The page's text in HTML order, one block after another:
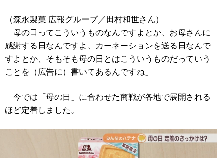
（森永製菓 広報グループ／田村和世さん）
「母の日ってこういうものなんですよとか、お母さんに
感謝する日なんですよ、カーネーションを送る日なんで
すよとか、そもそも母の日とはこういうものだっていう
ことを（広告に）書いてあるんですね」
今では「母の日」に合わせた商戦が各地で展開される
ほど定着しました。